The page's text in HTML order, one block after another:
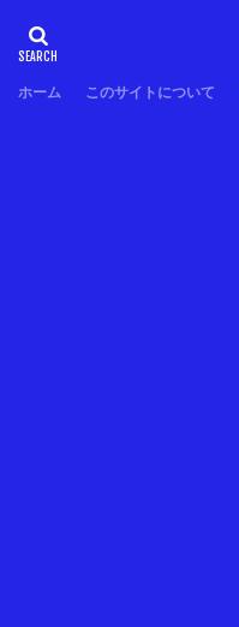
ホーム このサイトについて